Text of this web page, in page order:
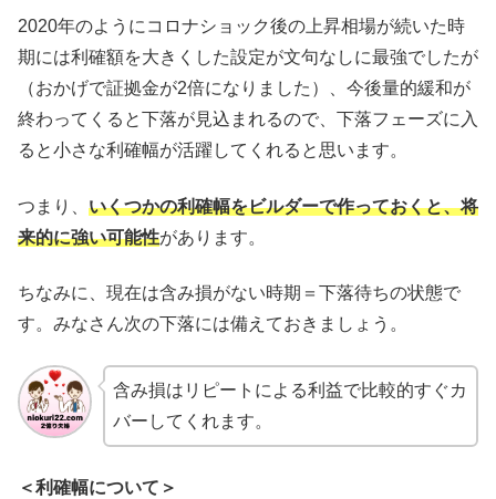
2020年のようにコロナショック後の上昇相場が続いた時
期には利確額を大きくした設定が文句なしに最強でしたが
（おかげで証拠金が2倍になりました）、今後量的緩和が
終わってくると下落が見込まれるので、下落フェーズに入
ると小さな利確幅が活躍してくれると思います。
つまり、 いくつかの利確幅をビルダーで作っておくと、将
来的に強い可能性があります。
ちなみに、現在は含み損がない時期＝下落待ちの状態で
す。みなさん次の下落には備えておきましょう。
含み損はリピートによる利益で比較的すぐカ
バーしてくれます。
＜利確幅について＞